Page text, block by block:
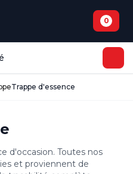
0
Trappe d'essence
d'occasion. Toutes nos
et proviennent de